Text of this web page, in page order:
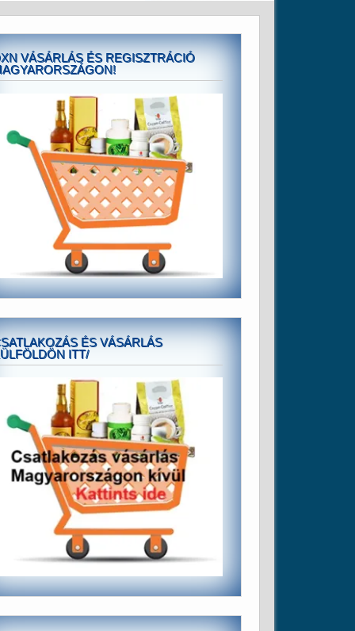
VÁSÁRLÁS ÉS REGISZTRÁCIÓ
ÉS VÁSÁRLÁS
ITT/